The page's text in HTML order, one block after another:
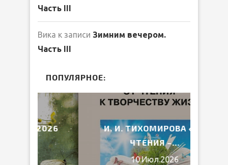
Часть III
Вика к записи Зимним вечером.
Часть III
ПОПУЛЯРНОЕ:
И. И. ТИХОМИРОВА «ОТ
ЧТЕНИЯ –...
10.Июл.2026